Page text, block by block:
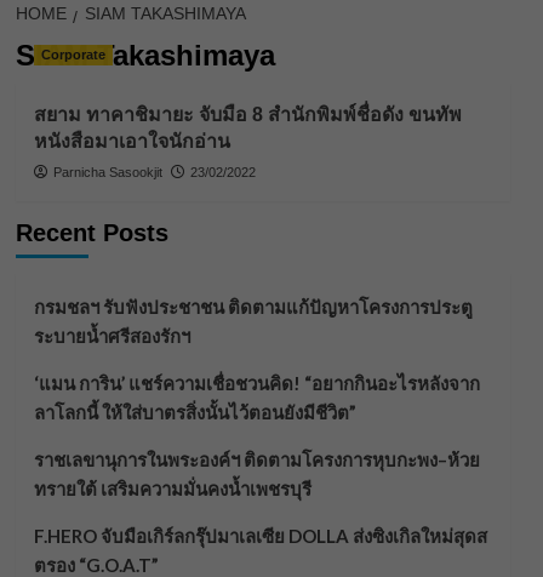
HOME SIAM TAKASHIMAYA
SIAM Takashimaya
Corporate
สยาม ทาคาชิมายะ จับมือ 8 สำนักพิมพ์ชื่อดัง ขนทัพ
หนังสือมาเอาใจนักอ่าน
Parnicha Sasookjit 23/02/2022
Recent Posts
กรมชลฯ รับฟังประชาชน ติดตามแก้ปัญหาโครงการประตู
ระบายน้ำศรีสองรักฯ
‘แมน การิน’ แชร์ความเชื่อชวนคิด! “อยากกินอะไรหลังจาก
ลาโลกนี้ ให้ใส่บาตรสิ่งนั้นไว้ตอนยังมีชีวิต”
ราชเลขานุการในพระองค์ฯ ติดตามโครงการหุบกะพง–ห้วย
ทรายใต้ เสริมความมั่นคงน้ำเพชรบุรี
F.HERO จับมือเกิร์ลกรุ๊ปมาเลเซีย DOLLA ส่งซิงเกิลใหม่สุดส
ตรอง “G.O.A.T”